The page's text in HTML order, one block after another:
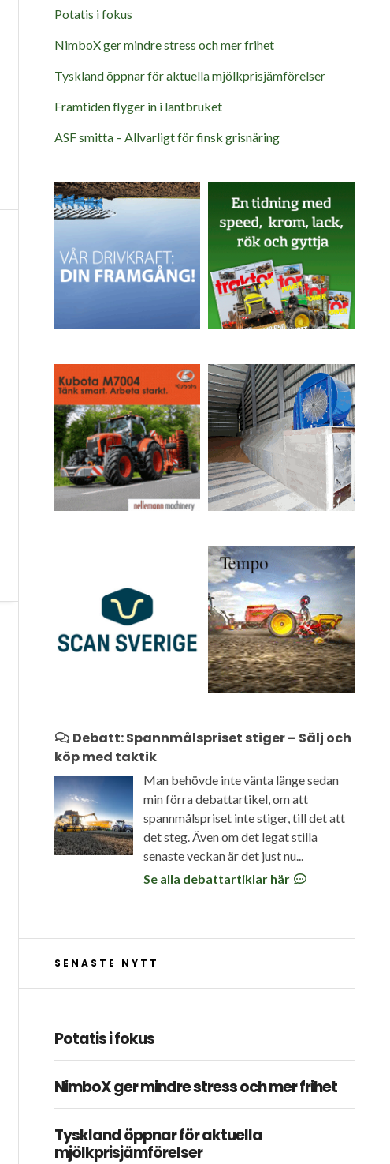
Potatis i fokus
NimboX ger mindre stress och mer frihet
Tyskland öppnar för aktuella mjölkprisjämförelser
Framtiden flyger in i lantbruket
ASF smitta – Allvarligt för finsk grisnäring
Debatt: Spannmålspriset stiger – Sälj och
köp med taktik
Man behövde inte vänta länge sedan
min förra debattartikel, om att
spannmålspriset inte stiger, till det att
det steg. Även om det legat stilla
senaste veckan är det just nu...
Se alla debattartiklar här
SENASTE NYTT
Potatis i fokus
NimboX ger mindre stress och mer frihet
Tyskland öppnar för aktuella
mjölkprisjämförelser